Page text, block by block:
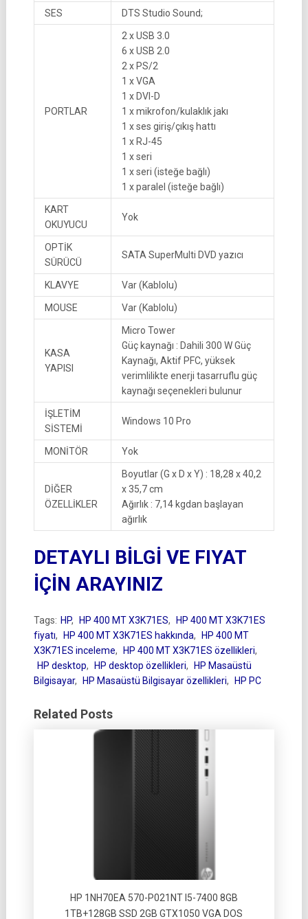
SES DTS Studio Sound;
PORTLAR
2 x USB 3.0
6 x USB 2.0
2 x PS/2
1 x VGA
1 x DVI-D
1 x mikrofon/kulaklık jakı
1 x ses giriş/çıkış hattı
1 x RJ-45
1 x seri
1 x seri (isteğe bağlı)
1 x paralel (isteğe bağlı)
KART
OKUYUCU
Yok
OPTİK
SÜRÜCÜ
SATA SuperMulti DVD yazıcı
KLAVYE Var (Kablolu)
MOUSE Var (Kablolu)
KASA
YAPISI
Micro Tower
Güç kaynağı : Dahili 300 W Güç
Kaynağı, Aktif PFC, yüksek
verimlilikte enerji tasarruflu güç
kaynağı seçenekleri bulunur
İŞLETİM
SİSTEMİ
Windows 10 Pro
MONİTÖR Yok
DİĞER
ÖZELLİKLER
Boyutlar (G x D x Y) : 18,28 x 40,2
x 35,7 cm
Ağırlık : 7,14 kgdan başlayan
ağırlık
DETAYLI BİLGİ VE FIYAT
İÇİN ARAYINIZ
Tags: HP, HP 400 MT X3K71ES,
HP 400 MT X3K71ES
fiyatı, HP 400 MT X3K71ES hakkında,
HP 400 MT
X3K71ES inceleme, HP 400 MT X3K71ES özellikleri,
HP desktop, HP desktop özellikleri,
HP Masaüstü
Bilgisayar, HP Masaüstü Bilgisayar özellikleri, HP PC
Related Posts
HP 1NH70EA 570-P021NT I5-7400 8GB
1TB+128GB SSD 2GB GTX1050 VGA DOS